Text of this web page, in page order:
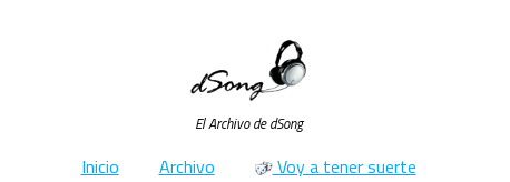
El Archivo de dSong
Inicio Archivo Voy a tener suerte